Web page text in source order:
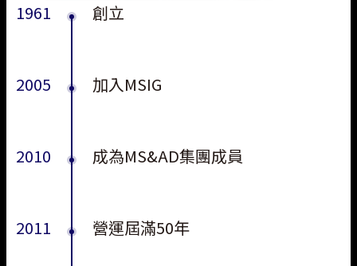
1961 創立
2005 加入MSIG
2010 成為MS&AD集團成員
2011 營運屆滿50年